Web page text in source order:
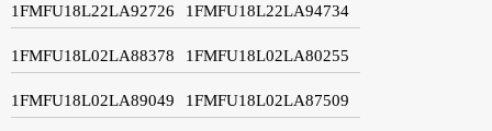
1FMFU18L22LA92726 1FMFU18L22LA94734
1FMFU18L02LA88378 1FMFU18L02LA80255
1FMFU18L02LA89049 1FMFU18L02LA87509